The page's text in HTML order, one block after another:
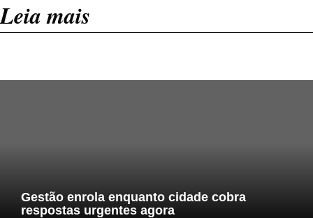
Leia mais
Gestão enrola enquanto cidade cobra
respostas urgentes agora